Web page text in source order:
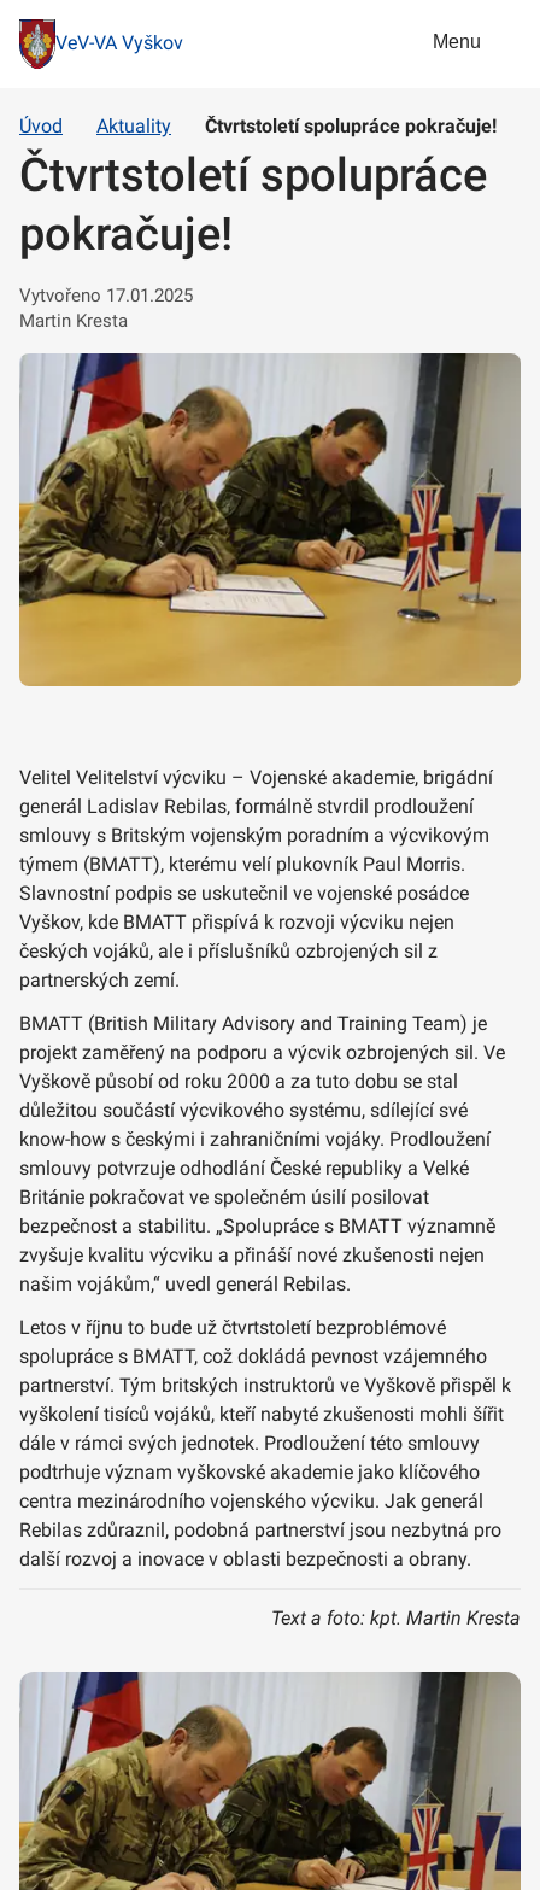
VeV-VA Vyškov Menu
Úvod Aktuality Čtvrtstoletí spolupráce pokračuje!
Čtvrtstoletí spolupráce
pokračuje!
Vytvořeno 17.01.2025
Martin Kresta
Velitel Velitelství výcviku – Vojenské akademie, brigádní
generál Ladislav Rebilas, formálně stvrdil prodloužení
smlouvy s Britským vojenským poradním a výcvikovým
týmem (BMATT), kterému velí plukovník Paul Morris.
Slavnostní podpis se uskutečnil ve vojenské posádce
Vyškov, kde BMATT přispívá k rozvoji výcviku nejen
českých vojáků, ale i příslušníků ozbrojených sil z
partnerských zemí.
BMATT (British Military Advisory and Training Team) je
projekt zaměřený na podporu a výcvik ozbrojených sil. Ve
Vyškově působí od roku 2000 a za tuto dobu se stal
důležitou součástí výcvikového systému, sdílející své
know-how s českými i zahraničními vojáky. Prodloužení
smlouvy potvrzuje odhodlání České republiky a Velké
Británie pokračovat ve společném úsilí posilovat
bezpečnost a stabilitu. „Spolupráce s BMATT významně
zvyšuje kvalitu výcviku a přináší nové zkušenosti nejen
našim vojákům,“ uvedl generál Rebilas.
Letos v říjnu to bude už čtvrtstoletí bezproblémové
spolupráce s BMATT, což dokládá pevnost vzájemného
partnerství. Tým britských instruktorů ve Vyškově přispěl k
vyškolení tisíců vojáků, kteří nabyté zkušenosti mohli šířit
dále v rámci svých jednotek. Prodloužení této smlouvy
podtrhuje význam vyškovské akademie jako klíčového
centra mezinárodního vojenského výcviku. Jak generál
Rebilas zdůraznil, podobná partnerství jsou nezbytná pro
další rozvoj a inovace v oblasti bezpečnosti a obrany.
Text a foto: kpt. Martin Kresta